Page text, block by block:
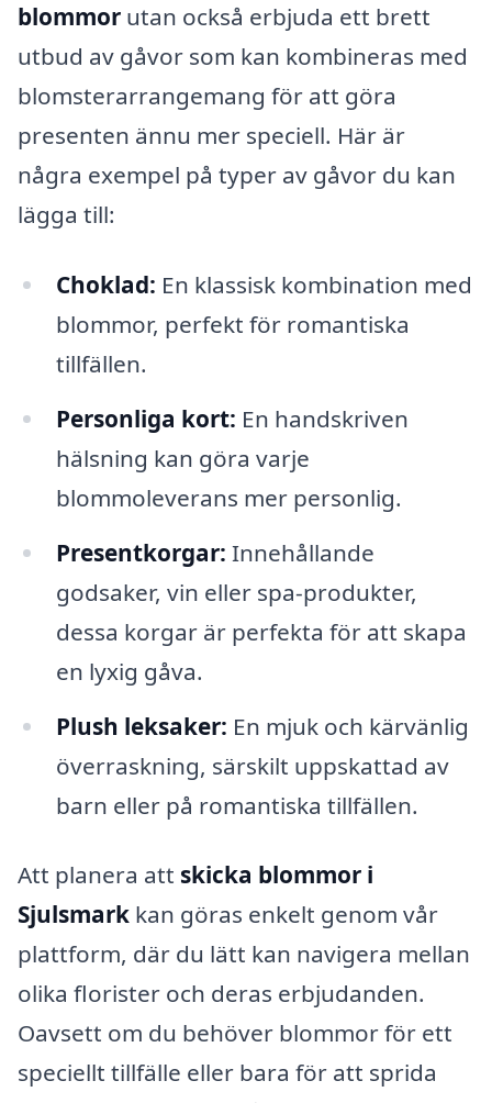
blommor utan också erbjuda ett brett
utbud av gåvor som kan kombineras med
blomsterarrangemang för att göra
presenten ännu mer speciell. Här är
några exempel på typer av gåvor du kan
lägga till:
Choklad: En klassisk kombination med
blommor, perfekt för romantiska
tillfällen.
Personliga kort: En handskriven
hälsning kan göra varje
blommoleverans mer personlig.
Presentkorgar: Innehållande
godsaker, vin eller spa-produkter,
dessa korgar är perfekta för att skapa
en lyxig gåva.
Plush leksaker: En mjuk och kärvänlig
överraskning, särskilt uppskattad av
barn eller på romantiska tillfällen.
Att planera att skicka blommor i
Sjulsmark kan göras enkelt genom vår
plattform, där du lätt kan navigera mellan
olika florister och deras erbjudanden.
Oavsett om du behöver blommor för ett
speciellt tillfälle eller bara för att sprida